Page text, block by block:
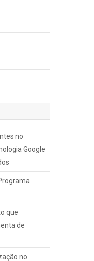
no
Google
que
de
no